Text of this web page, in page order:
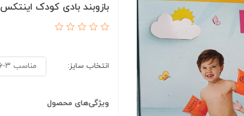
بازوبند بادی کودک اینتکس۵۸۶۴۱/ intex 58642
انتخاب سایز: مناسب ۳-۶سال
ویژگی‌های محصول